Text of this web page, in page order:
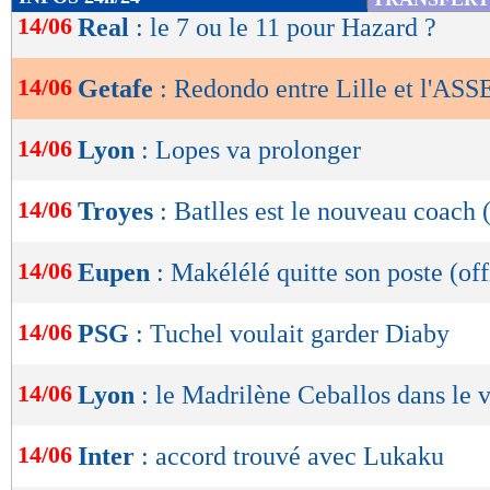
de
OK
14/06 Real : le 7 ou le 11 pour Hazard ?
14/06 Getafe : Redondo entre Lille et
14/06 Lyon : Lopes va prolonger
14/06 Troyes : Batlles est le nouveau
14/06 Eupen : Makélélé quitte son poste
14/06 PSG : Tuchel voulait garder Diaby
14/06 Lyon : le Madrilène Ceballos dans le
14/06 Inter : accord trouvé avec Lukaku